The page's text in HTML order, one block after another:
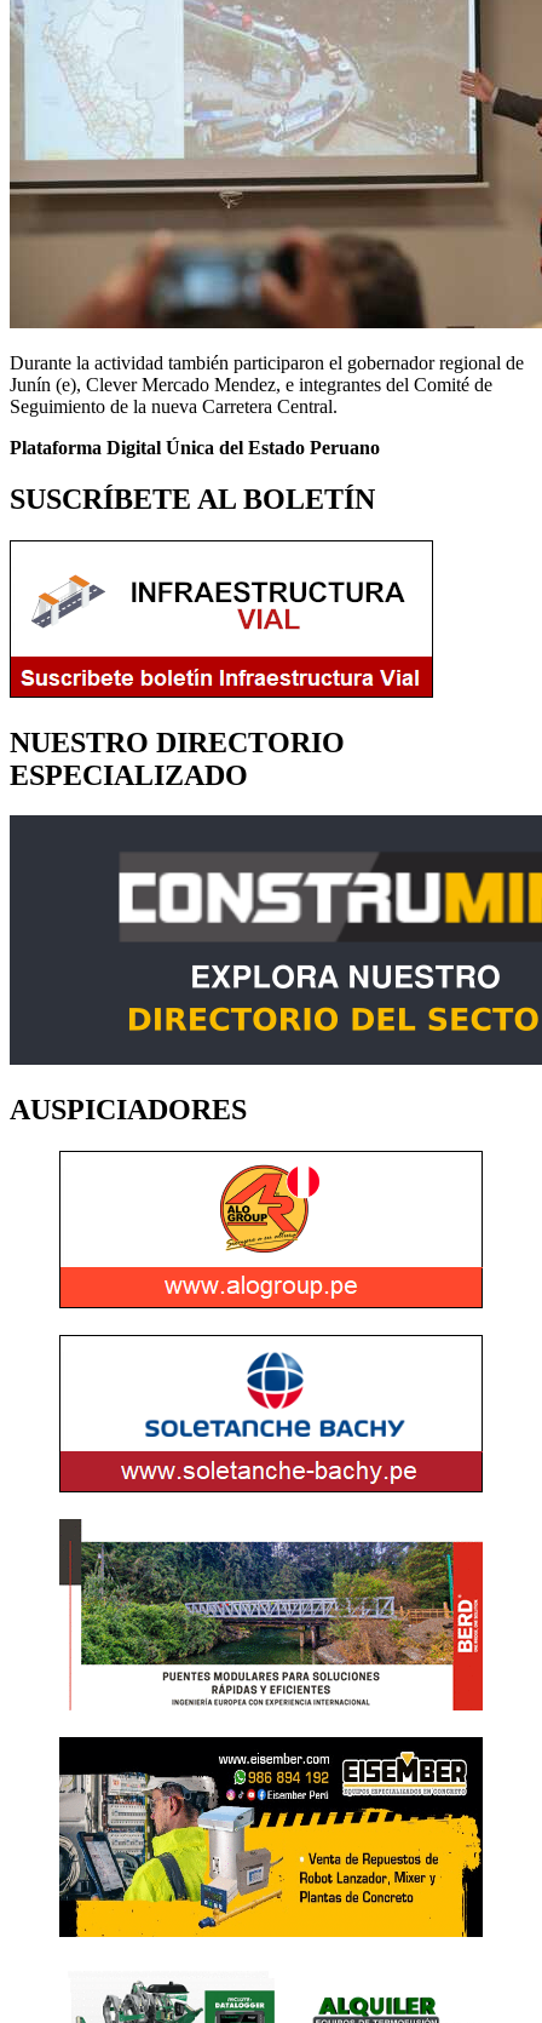
Durante la actividad también participaron el gobernador regional de
Junín (e), Clever Mercado Mendez, e integrantes del Comité de
Seguimiento de la nueva Carretera Central.
Plataforma Digital Única del Estado Peruano
SUSCRÍBETE AL BOLETÍN
NUESTRO DIRECTORIO
ESPECIALIZADO
AUSPICIADORES